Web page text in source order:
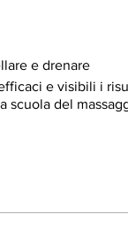
e drenare
e visibili i
scuola del
Coffee Scrub,